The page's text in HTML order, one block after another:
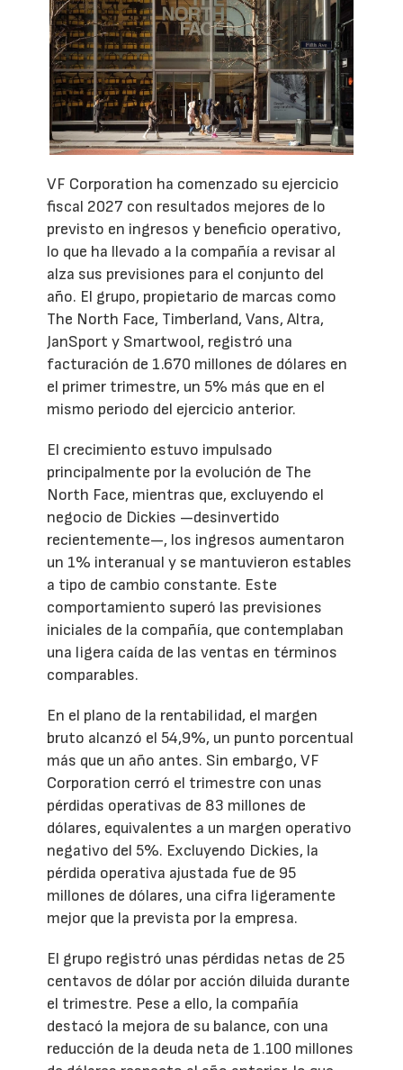
VF Corporation ha comenzado su ejercicio
fiscal 2027 con resultados mejores de lo
previsto en ingresos y beneficio operativo,
lo que ha llevado a la compañía a revisar al
alza sus previsiones para el conjunto del
año. El grupo, propietario de marcas como
The North Face, Timberland, Vans, Altra,
JanSport y Smartwool, registró una
facturación de 1.670 millones de dólares en
el primer trimestre, un 5% más que en el
mismo periodo del ejercicio anterior.
El crecimiento estuvo impulsado
principalmente por la evolución de The
North Face, mientras que, excluyendo el
negocio de Dickies —desinvertido
recientemente—, los ingresos aumentaron
un 1% interanual y se mantuvieron estables
a tipo de cambio constante. Este
comportamiento superó las previsiones
iniciales de la compañía, que contemplaban
una ligera caída de las ventas en términos
comparables.
En el plano de la rentabilidad, el margen
bruto alcanzó el 54,9%, un punto porcentual
más que un año antes. Sin embargo, VF
Corporation cerró el trimestre con unas
pérdidas operativas de 83 millones de
dólares, equivalentes a un margen operativo
negativo del 5%. Excluyendo Dickies, la
pérdida operativa ajustada fue de 95
millones de dólares, una cifra ligeramente
mejor que la prevista por la empresa.
El grupo registró unas pérdidas netas de 25
centavos de dólar por acción diluida durante
el trimestre. Pese a ello, la compañía
destacó la mejora de su balance, con una
reducción de la deuda neta de 1.100 millones